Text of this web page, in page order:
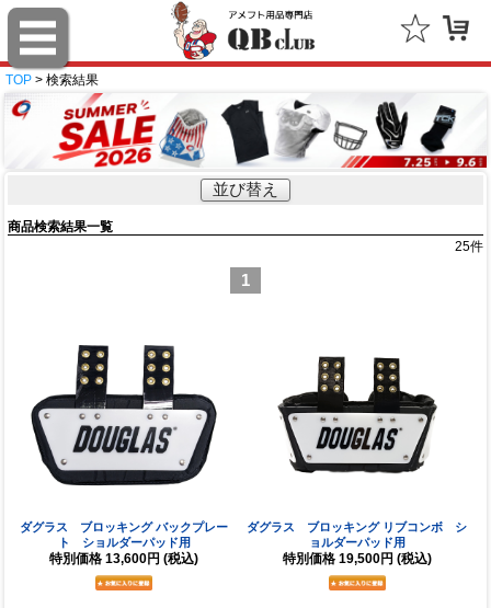
TOP > 検索結果
並び替え
商品検索結果一覧
25件
1
ダグラス ブロッキング バックプレー
ト ショルダーパッド用
特別価格 13,600円 (税込)
ダグラス ブロッキング リブコンボ シ
ョルダーパッド用
特別価格 19,500円 (税込)